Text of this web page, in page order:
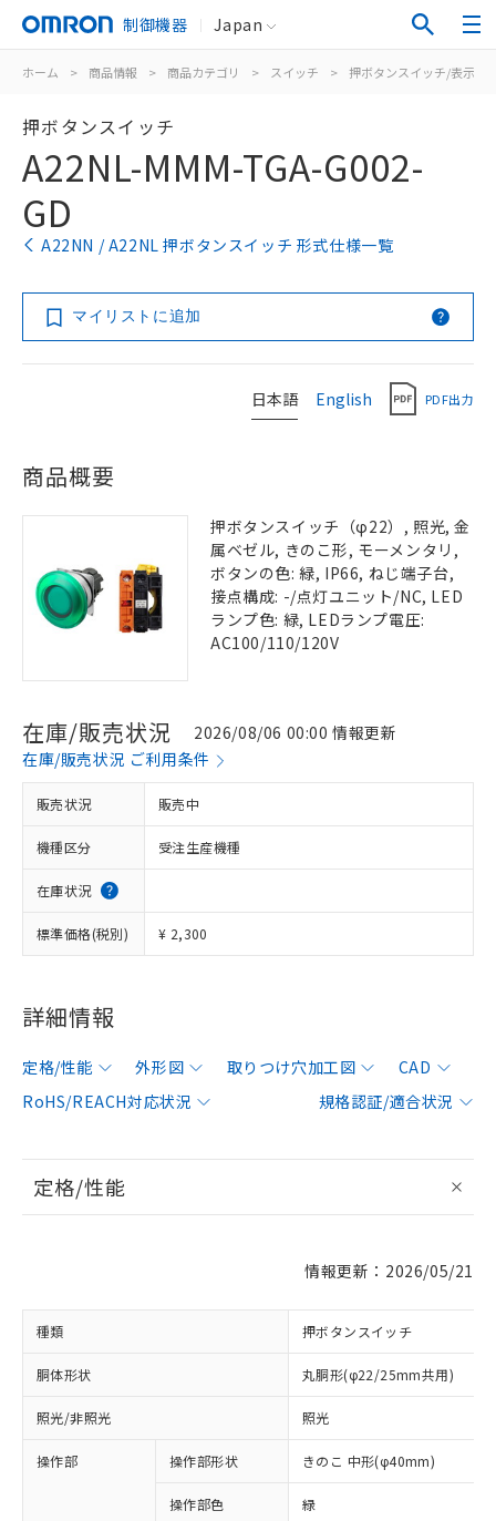
制御機器 Japan
ホーム > 商品情報 > 商品カテゴリ > スイッチ > 押ボタンスイッチ/表示灯
押ボタンスイッチ
A22NL-MMM-TGA-G002-
GD
A22NN / A22NL 押ボタンスイッチ 形式仕様一覧
マイリストに追加
日本語 English PDF出力
商品概要
押ボタンスイッチ（φ22）, 照光, 金
属ベゼル, きのこ形, モーメンタリ,
ボタンの色: 緑, IP66, ねじ端子台,
接点構成: -/点灯ユニット/NC, LED
ランプ色: 緑, LEDランプ電圧:
AC100/110/120V
在庫/販売状況
2026/08/06 00:00 情報更新
在庫/販売状況 ご利用条件
販売状況 販売中
機種区分 受注生産機種
在庫状況
標準価格(税別) ¥ 2,300
詳細情報
定格/性能 外形図 取りつけ穴加工図
CAD
RoHS/REACH対応状況
規格認証/適合状況
定格/性能
情報更新：2026/05/21
種類 押ボタンスイッチ
胴体形状 丸胴形(φ22/25mm共用)
照光/非照光 照光
操作部 操作部形状 きのこ 中形(φ40mm)
操作部色 緑